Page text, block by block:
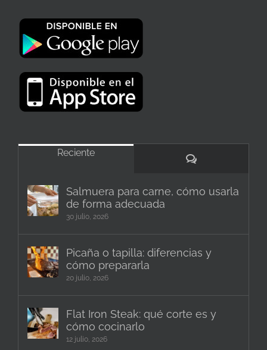
Reciente
Comentarios
Salmuera para carne, cómo usarla
de forma adecuada
30 julio, 2026
Picaña o tapilla: diferencias y
cómo prepararla
20 julio, 2026
Flat Iron Steak: qué corte es y
cómo cocinarlo
12 julio, 2026